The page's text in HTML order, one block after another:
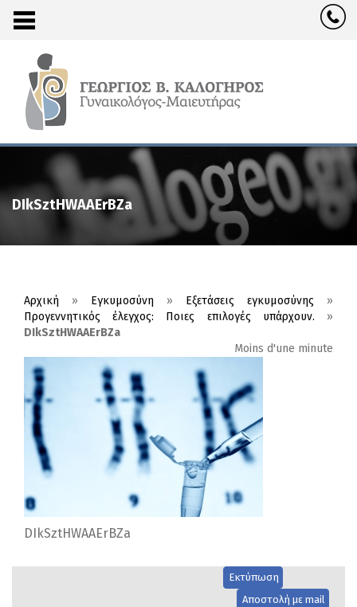
DIkSztHWAAErBZa
Αρχική » Εγκυμοσύνη » Εξετάσεις εγκυμοσύνης »
Προγεννητικός έλεγχος: Ποιες επιλογές υπάρχουν. »
DIkSztHWAAErBZa
Moins d'une minute
DIkSztHWAAErBZa
Εκτύπωση
Αποστολή με mail